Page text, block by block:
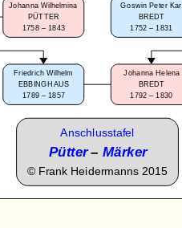
Johanna Wilhelmina
PÜTTER
1758 – 1843
Friedrich Wilhelm
EBBINGHAUS
1789 – 1857
Johanna Helena
BREDT
1792 – 1830
Goswin Peter Karl
BREDT
1752 – 1831
Anschlusstafel
Pütter– Märker
© Frank Heidermanns 2015